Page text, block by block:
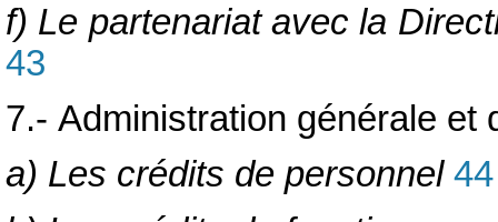
f) Le partenariat avec la
43
7.- Administration générale et
a) Les crédits de personnel44